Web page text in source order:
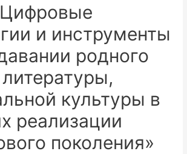
и инструменты
родного
культуры в
реализации
поколения»